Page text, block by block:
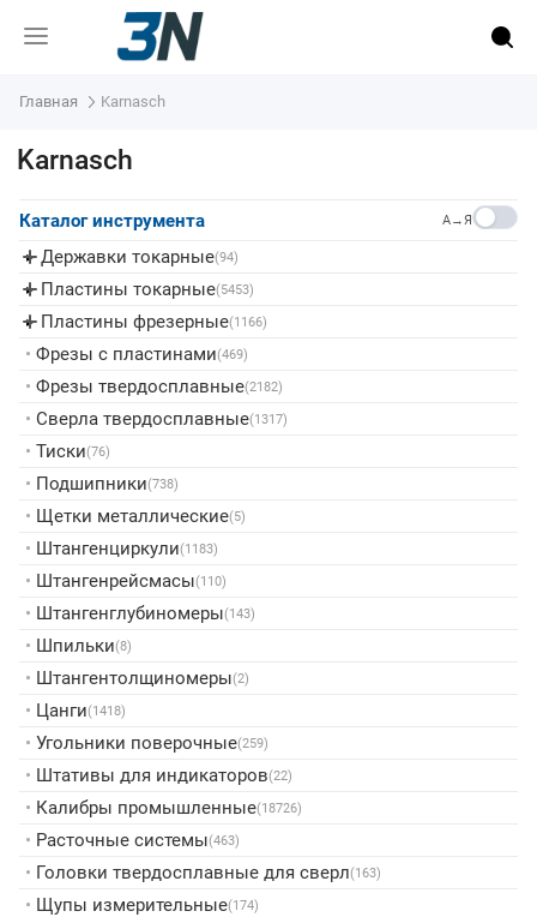
Главная Karnasch
Karnasch
Каталог инструмента A→Я
▸ Державки токарные(94)
▸ Пластины токарные(5453)
▸ Пластины фрезерные(1166)
• Фрезы с пластинами(469)
• Фрезы твердосплавные(2182)
• Сверла твердосплавные(1317)
• Тиски(76)
• Подшипники(738)
• Щетки металлические(5)
• Штангенциркули(1183)
• Штангенрейсмасы(110)
• Штангенглубиномеры(143)
• Шпильки(8)
• Штангентолщиномеры(2)
• Цанги(1418)
• Угольники поверочные(259)
• Штативы для индикаторов(22)
• Калибры промышленные(18726)
• Расточные системы(463)
• Головки твердосплавные для сверл(163)
• Щупы измерительные(174)